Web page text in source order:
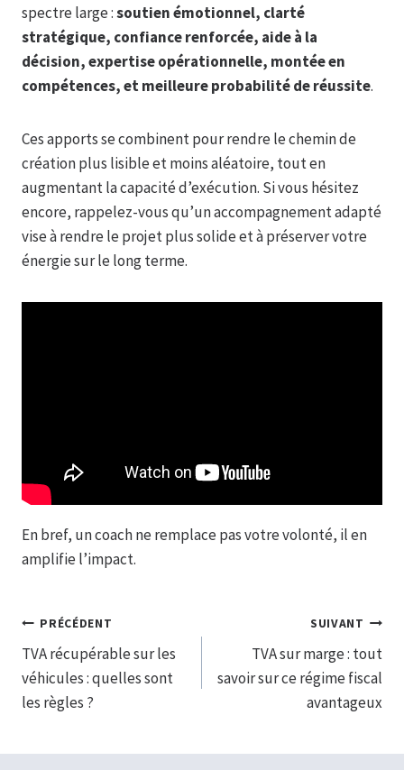
spectre large :soutien émotionnel, clarté
stratégique, confiance renforcée, aide à la
décision, expertise opérationnelle, montée en
compétences, et meilleure probabilité de réussite.
Ces apports se combinent pour rendre le chemin de
création plus lisible et moins aléatoire, tout en
augmentant la capacité d’exécution. Si vous hésitez
encore, rappelez-vous qu’un accompagnement adapté
vise à rendre le projet plus solide et à préserver votre
énergie sur le long terme.
En bref, un coach ne remplace pas votre volonté, il en
amplifie l’impact.
Navigation
de
l’article
PRÉCÉDENT
TVA récupérable sur les
véhicules : quelles sont
les règles ?
SUIVANT
TVA sur marge : tout
savoir sur ce régime fiscal
avantageux